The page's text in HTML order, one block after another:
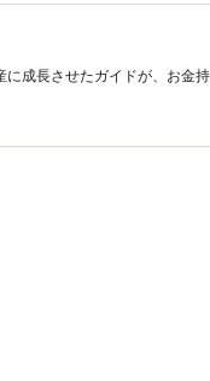
成長させたガイドが、お金